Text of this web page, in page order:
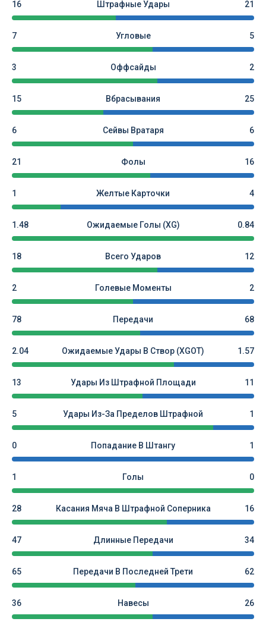
16 Штрафные Удары 21
7 Угловые 5
3 Оффсайды 2
15 Вбрасывания 25
6 Сейвы Вратаря 6
21 Фолы 16
1 Желтые Карточки 4
1.48 Ожидаемые Голы (xG) 0.84
18 Всего Ударов 12
2 Голевые Моменты 2
78 Передачи 68
2.04 Ожидаемые Удары В Створ (xGOT) 1.57
13 Удары Из Штрафной Площади 11
5 Удары Из-За Пределов Штрафной 1
0 Попадание В Штангу 1
1 Голы 0
28 Касания Мяча В Штрафной Соперника 16
47 Длинные Передачи 34
65 Передачи В Последней Трети 62
36 Навесы 26